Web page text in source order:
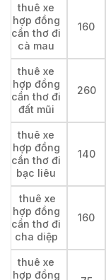
thuê xe
hợp đồng
cần thơ đi
cà mau
160
thuê xe
hợp đồng
cần thơ đi
đất mũi
260
thuê xe
hợp đồng
cần thơ đi
bạc liêu
140
thuê xe
hợp đồng
cần thơ đi
cha diệp
160
thuê xe
hợp đồng